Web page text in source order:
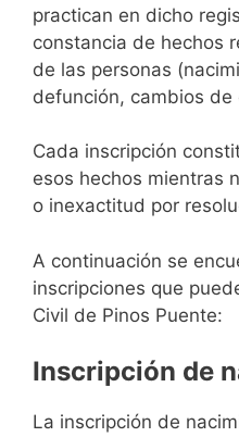
practican en dicho
constancia de hechos
de las personas
defunción, cambios
Cada inscripción
esos hechos mientras
o inexactitud por
A continuación se
inscripciones que
Civil de Pinos Puente:
Inscripción de
La inscripción de